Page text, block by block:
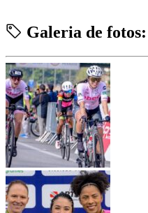
Galeria de fotos: